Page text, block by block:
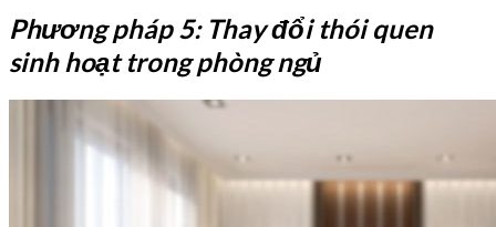
Phương pháp 5: Thay đổi thói quen
sinh hoạt trong phòng ngủ